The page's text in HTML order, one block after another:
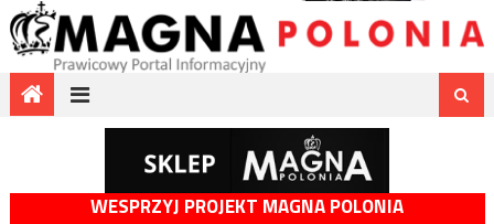
WESPRZYJ PROJEKT MAGNA POLONIA